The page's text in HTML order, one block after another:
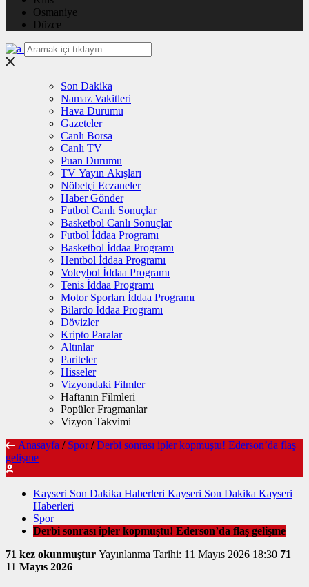
Osmaniye
Düzce
Son Dakika
Namaz Vakitleri
Hava Durumu
Gazeteler
Canlı Borsa
Canlı TV
Puan Durumu
TV Yayın Akışları
Nöbetçi Eczaneler
Haber Gönder
Futbol Canlı Sonuçlar
Basketbol Canlı Sonuçlar
Futbol İddaa Programı
Basketbol İddaa Programı
Hentbol İddaa Programı
Voleybol İddaa Programı
Tenis İddaa Programı
Motor Sporları İddaa Programı
Bilardo İddaa Programı
Dövizler
Kripto Paralar
Altınlar
Pariteler
Hisseler
Vizyondaki Filmler
Haftanın Filmleri
Popüler Fragmanlar
Vizyon Takvimi
Anasayfa / Spor / Derbi sonrası ipler kopmuştu! Ederson’da flaş
gelişme
Kayseri Son Dakika Haberleri Kayseri Son Dakika Kayseri
Haberleri
Spor
Derbi sonrası ipler kopmuştu! Ederson’da flaş gelişme
71 kez okunmuştur
Yayınlanma Tarihi: 11 Mayıs 2026 18:30 71
11 Mayıs 2026